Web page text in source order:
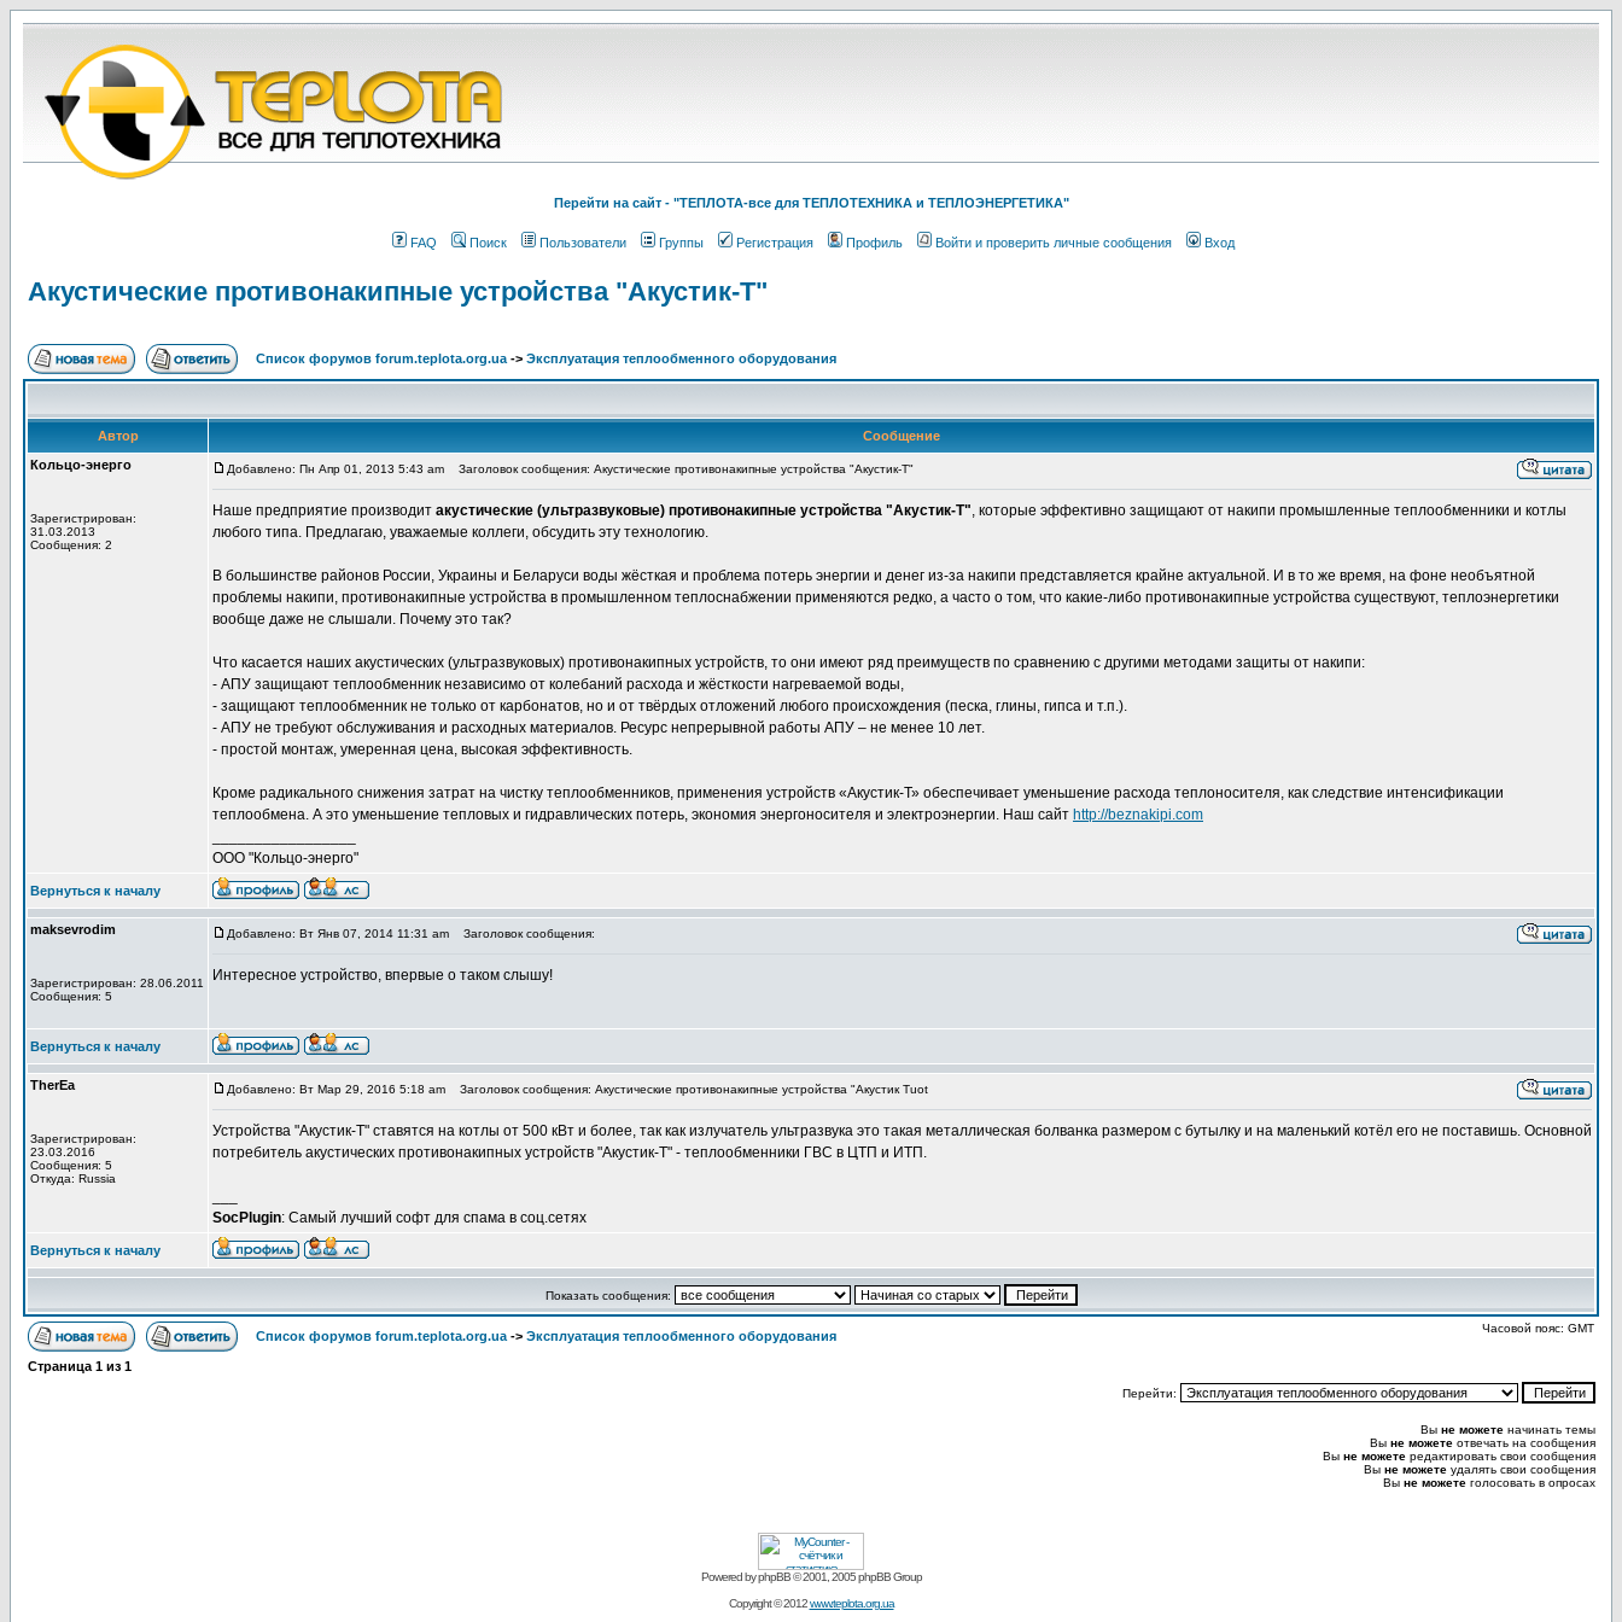
Перейти на cайт - "ТЕПЛОТА-все для ТЕПЛОТЕХНИКА и ТЕПЛОЭНЕРГЕТИКА"
FAQ Поиск Пользователи Группы Регистрация Профиль Войти и проверить личные сообщения Вход
Акустические противонакипные устройства "Акустик-Т"
Список форумов forum.teplota.org.ua -> Эксплуатация теплообменного оборудования
Автор
Сообщение
Кольцо-энерго
Зарегистрирован:
31.03.2013
Сообщения: 2
Добавлено: Пн Апр 01, 2013 5:43 am Заголовок сообщения: Акустические противонакипные устройства "Акустик-Т"
Наше предприятие производит акустические (ультразвуковые) противонакипные устройства "Акустик-Т", которые эффективно защищают от накипи промышленные теплообменники и котлы
любого типа. Предлагаю, уважаемые коллеги, обсудить эту технологию.
В большинстве районов России, Украины и Беларуси воды жёсткая и проблема потерь энергии и денег из-за накипи представляется крайне актуальной. И в то же время, на фоне необъятной
проблемы накипи, противонакипные устройства в промышленном теплоснабжении применяются редко, а часто о том, что какие-либо противонакипные устройства существуют, теплоэнергетики
вообще даже не слышали. Почему это так?
Что касается наших акустических (ультразвуковых) противонакипных устройств, то они имеют ряд преимуществ по сравнению с другими методами защиты от накипи:
- АПУ защищают теплообменник независимо от колебаний расхода и жёсткости нагреваемой воды,
- защищают теплообменник не только от карбонатов, но и от твёрдых отложений любого происхождения (песка, глины, гипса и т.п.).
- АПУ не требуют обслуживания и расходных материалов. Ресурс непрерывной работы АПУ – не менее 10 лет.
- простой монтаж, умеренная цена, высокая эффективность.
Кроме радикального снижения затрат на чистку теплообменников, применения устройств «Акустик-Т» обеспечивает уменьшение расхода теплоносителя, как следствие интенсификации
теплообмена. А это уменьшение тепловых и гидравлических потерь, экономия энергоносителя и электроэнергии. Наш сайт http://beznakipi.com
ООО "Кольцо-энерго"
Вернуться к началу
maksevrodim
Зарегистрирован: 28.06.2011
Сообщения: 5
Добавлено: Вт Янв 07, 2014 11:31 am Заголовок сообщения:
Интересное устройство, впервые о таком слышу!
Вернуться к началу
TherEa
Зарегистрирован:
23.03.2016
Сообщения: 5
Откуда: Russia
Добавлено: Вт Мар 29, 2016 5:18 am Заголовок сообщения: Акустические противонакипные устройства "Акустик Тuot
Устройства "Акустик-Т" ставятся на котлы от 500 кВт и более, так как излучатель ультразвука это такая металлическая болванка размером с бутылку и на маленький котёл его не поставишь. Основной
потребитель акустических противонакипных устройств "Акустик-Т" - теплообменники ГВС в ЦТП и ИТП.
SocPlugin: Самый лучший софт для спама в соц.сетях
Вернуться к началу
Показать сообщения:
Список форумов forum.teplota.org.ua -> Эксплуатация теплообменного оборудования
Часовой пояс: GMT
Страница 1 из 1
Перейти:
Вы не можете начинать темы
Вы не можете отвечать на сообщения
Вы не можете редактировать свои сообщения
Вы не можете удалять свои сообщения
Вы не можете голосовать в опросах
Powered byphpBB© 2001, 2005 phpBB Group
Copyright © 2012www.teplota.org.ua